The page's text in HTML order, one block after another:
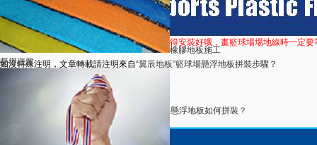
橡膠地板施工
榮譽資質
注意事項：籃球場懸浮地板的壓邊條與圓角記得安裝好哦，畫籃球場場地線時一定
如沒特殊注明，文章轉載請注明來自“翼辰地板”籃球場懸浮地板拼裝步驟？
PVC地板保養小技巧 下一篇： 幼兒園懸浮地板如何拼裝？
跟此產品相關的產品